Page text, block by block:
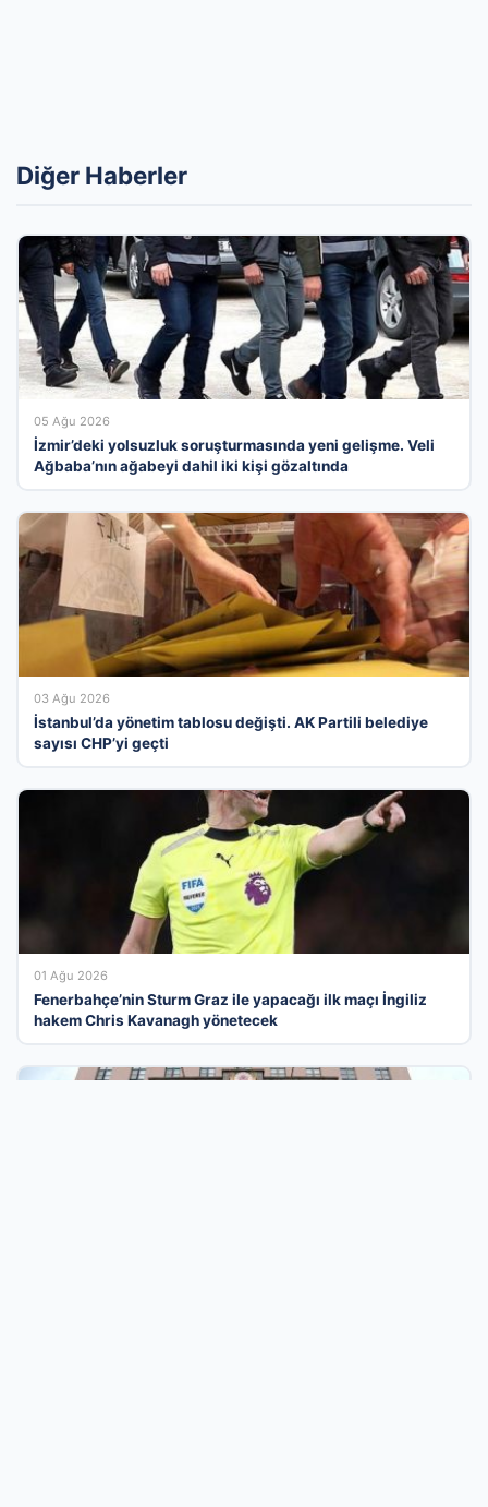
Diğer Haberler
05 Ağu 2026
İzmir’deki yolsuzluk soruşturmasında yeni gelişme. Veli
Ağbaba’nın ağabeyi dahil iki kişi gözaltında
03 Ağu 2026
İstanbul’da yönetim tablosu değişti. AK Partili belediye
sayısı CHP’yi geçti
01 Ağu 2026
Fenerbahçe’nin Sturm Graz ile yapacağı ilk maçı İngiliz
hakem Chris Kavanagh yönetecek